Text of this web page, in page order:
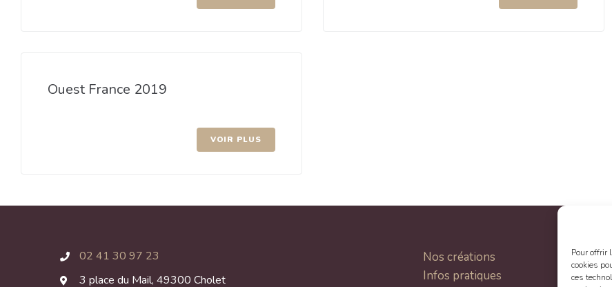
Pour offrir
cookies
ces
Ouest France 2019
VOIR PLUS
02 41 30 97 23
3 place du Mail, 49300 Cholet
Nos créations
Infos pratiques